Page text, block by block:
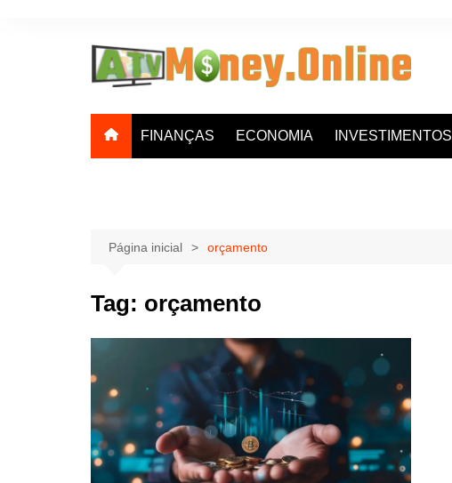
FINANÇAS ECONOMIA INVESTIMENTOS
Página inicial orçamento
Tag: orçamento